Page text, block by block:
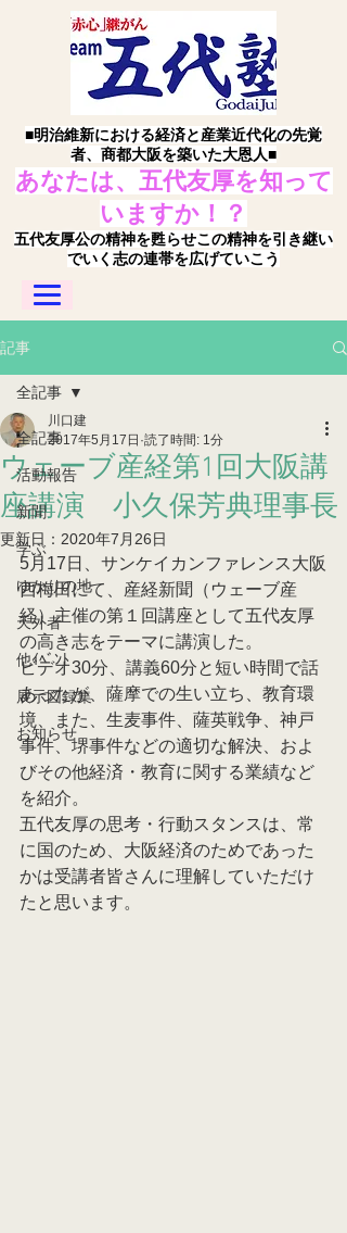
■明治維新における経済と産業近代化の先覚
者、商都大阪を築いた大恩人■
あなたは、五代友厚を知って
いますか！？
五代友厚公の精神を甦らせこの精神を引き継い
でいく志の連帯を広げていこう
記事
全記事
活動報告
新聞
学ぶ
ゆかりの地
天外者
他ｲﾍﾞﾝﾄ
展示図録集
お知らせ
全記事
ウェーブ産経第1回大阪講
座講演 小久保芳典理事長
川口建
2017年5月17日 読了時間: 1分
更新日： 2020年7月26日
5月17日、サンケイカンファレンス大阪
西梅田にて、産経新聞（ウェーブ産
経）主催の第１回講座として五代友厚
の高き志をテーマに講演した。
ビデオ30分、講義60分と短い時間で話
あったが、薩摩での生い立ち、教育環
境、また、生麦事件、薩英戦争、神戸
事件、堺事件などの適切な解決、およ
びその他経済・教育に関する業績など
を紹介。
五代友厚の思考・行動スタンスは、常
に国のため、大阪経済のためであった
かは受講者皆さんに理解していただけ
たと思います。